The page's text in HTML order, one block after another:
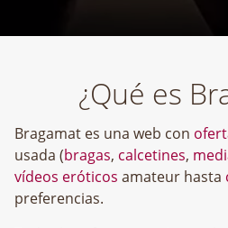
¿Qué es
Bragamat es una web con
usada (bragas, calcetines,
vídeos eróticos amateur hasta
preferencias.